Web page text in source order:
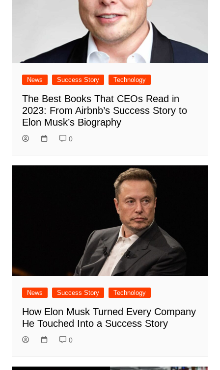
News Success Story Technology
The Best Books That CEOs Read in
2023: From Airbnb’s Success Story to
Elon Musk’s Biography
0
News Success Story Technology
How Elon Musk Turned Every Company
He Touched Into a Success Story
0